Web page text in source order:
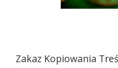
Zakaz Kopiowania